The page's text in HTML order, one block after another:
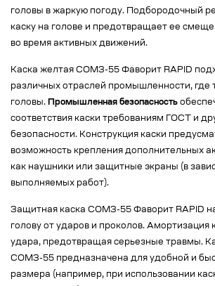
головы в жаркую погоду. Подбородочный
каску на голове и предотвращает ее
во время активных движений.
Каска желтая СОМЗ-55 Фаворит RAPID
различных отраслей промышленности, где
головы. Промышленная безопасность
соответствия каски требованиям ГОСТ и
безопасности. Конструкция каски
возможность крепления дополнительных
как наушники или защитные экраны (в
выполняемых работ).
Защитная каска СОМЗ-55 Фаворит RAPID
голову от ударов и проколов. Амортизация
удара, предотвращая серьезные травмы.
СОМЗ-55 предназначена для удобной и
размера (например, при использовании